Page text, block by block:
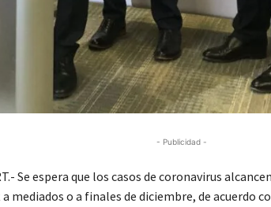
- Publicidad -
Se espera que los casos de coronavirus
mediados o a finales de diciembre, de acuerdo